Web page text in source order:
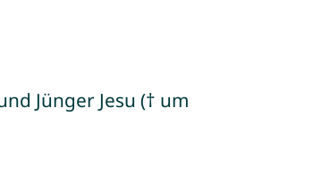
Jünger Jesu († um